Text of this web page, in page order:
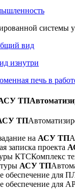
ТП
ТП
на АСУ ТП
записка проекта
КТСКомплекс
АСУ ТП
обеспечение для
обеспечение для